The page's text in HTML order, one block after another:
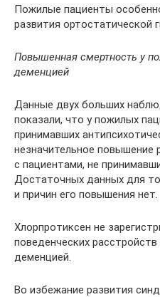
Пожилые пациенты
развития ортостатической
Повышенная смертность у
деменцией
Данные двух больших
показали, что у пожилых
принимавших
незначительное повышение
с пациентами, не
Достаточных данных для
и причин его повышения нет.
Хлорпротиксен не
поведенческих
деменцией.
Во избежание развития